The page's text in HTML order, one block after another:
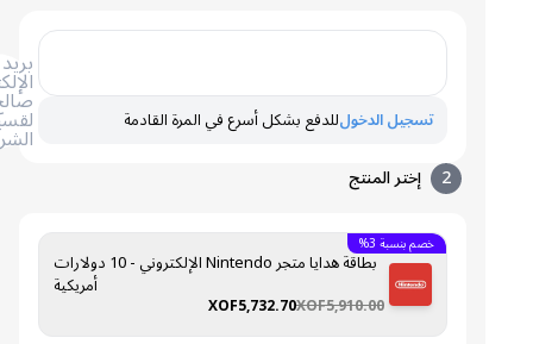
الإلكترونيصالحلقسيمة تسجيل الدخولللدفع بشكل أسرع في المرة القادمة
إختر المنتج
بطاقة هدايا متجر Nintendo الإلكتروني - 10 دولارات
XOF5,910.00
XOF5,732.70
خصم بنسبة 3%